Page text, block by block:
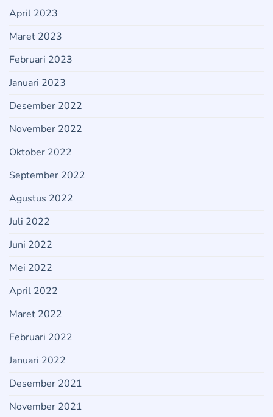
April 2023
Maret 2023
Februari 2023
Januari 2023
Desember 2022
November 2022
Oktober 2022
September 2022
Agustus 2022
Juli 2022
Juni 2022
Mei 2022
April 2022
Maret 2022
Februari 2022
Januari 2022
Desember 2021
November 2021